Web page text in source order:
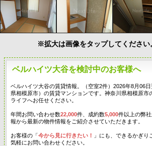
※拡大は画像をタップしてください
ベルハイツ大谷を検討中のお客様へ
ベルハイツ大谷の賃貸情報。（空室2件）2026年8月06日
県相模原市）の賃貸マンションです。神奈川県相模原市
ライフへお任せください。
年間お問い合わせ数22,000件、成約数5,000件以上の弊
報から最新の物件情報をご紹介させていただきます。
お客様の「今から見に行きたい！
」にも、できるかぎ
気軽にお問い合わせください。